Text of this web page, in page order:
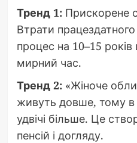
Тренд 1:Прискорене
Втрати
процес на 10–15
мирний час.
Тренд 2:«Жіноче
живуть довше, тому в
удвічі більше. Це
пенсій і догляду.